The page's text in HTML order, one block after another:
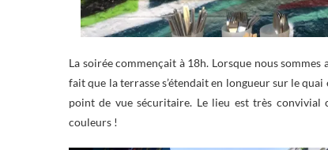
La soirée commençait à 18h. Lorsque nous
fait que la terrasse s’étendait en longueur sur le
point de vue sécuritaire. Le lieu est très convivial
couleurs !